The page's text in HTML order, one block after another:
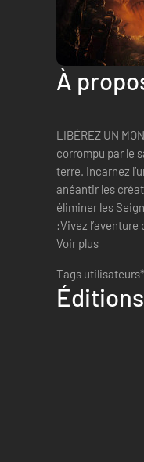
À
LIBÉREZ UN
corrompu par le
terre. Incarnez
anéantir les
éliminer les
:Vivez
Voir plus
Tags
Éditions